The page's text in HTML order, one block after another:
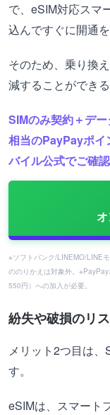
で、eSIM対応スマ
込んですぐに開通
そのため、乗り換
減することができる
SIMのみ契約＋デ
相当のPayPayポイ
バイル公式でご確認
※ソフトバンク/LINEMO/LINE
ののりかえは対象外。
550円）への加入が必要。
紛失や破損のリ
メリット2つ目は
す。
eSIMは、スマート